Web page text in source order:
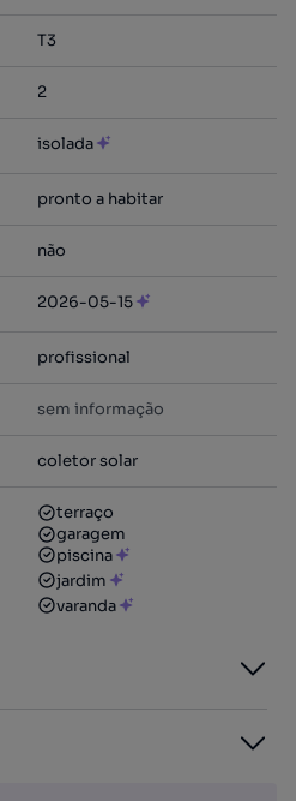
T3
2
isolada
pronto a habitar
não
2026-05-15
profissional
sem informação
coletor solar
terraço
garagem
piscina
jardim
varanda